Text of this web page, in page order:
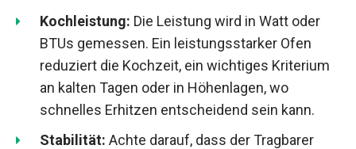
Kochleistung: Die Leistung wird in Watt oder
BTUs gemessen. Ein leistungsstarker Ofen
reduziert die Kochzeit, ein wichtiges Kriterium
an kalten Tagen oder in Höhenlagen, wo
schnelles Erhitzen entscheidend sein kann.
Stabilität: Achte darauf, dass der Tragbarer